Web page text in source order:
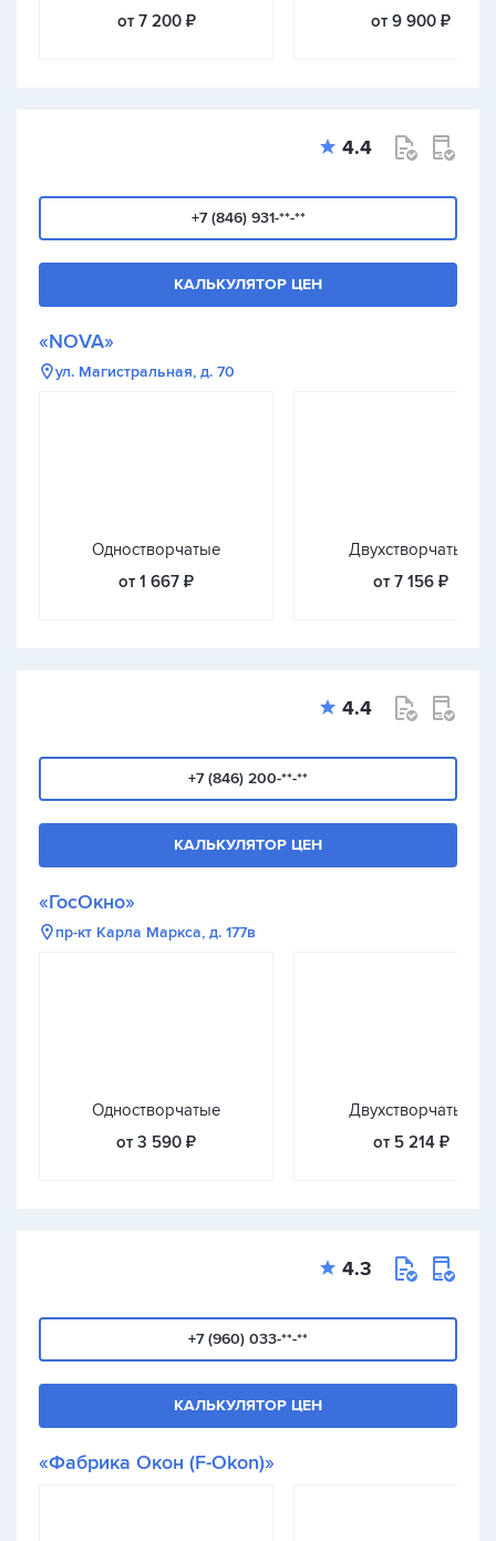
от 7 200 ₽
от 9 900 ₽
4.4
+7 (846) 931-**-**
КАЛЬКУЛЯТОР ЦЕН
«NOVA»
ул. Магистральная, д. 70
Одностворчатые
от 1 667 ₽
Двухстворчатые
от 7 156 ₽
4.4
+7 (846) 200-**-**
КАЛЬКУЛЯТОР ЦЕН
«ГосОкно»
пр-кт Карла Маркса, д. 177в
Одностворчатые
от 3 590 ₽
Двухстворчатые
от 5 214 ₽
4.3
+7 (960) 033-**-**
КАЛЬКУЛЯТОР ЦЕН
«Фабрика Окон (F-Okon)»